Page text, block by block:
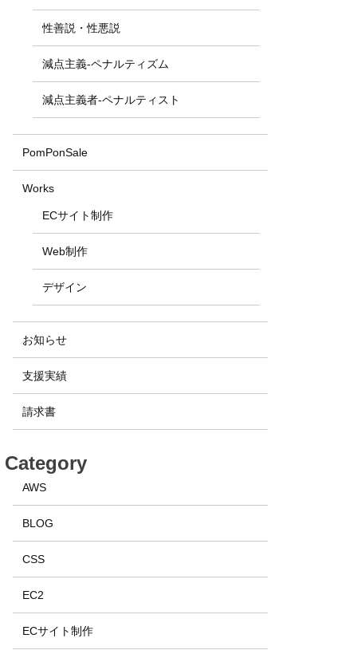
性善説・性悪説
減点主義-ペナルティズム
減点主義者-ペナルティスト
PomPonSale
Works
ECサイト制作
Web制作
デザイン
お知らせ
支援実績
請求書
Category
AWS
BLOG
CSS
EC2
ECサイト制作